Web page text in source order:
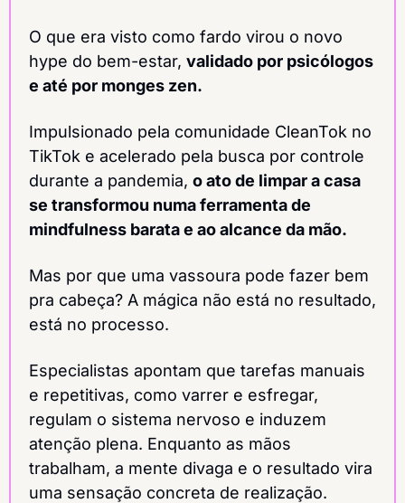
O que era visto como fardo virou o novo
hype do bem-estar, validado por psicólogos
e até por monges zen.
Impulsionado pela comunidade CleanTok no
TikTok e acelerado pela busca por controle
durante a pandemia, o ato de limpar a casa
se transformou numa ferramenta de
mindfulness barata e ao alcance da mão.
Mas por que uma vassoura pode fazer bem
pra cabeça? A mágica não está no resultado,
está no processo.
Especialistas apontam que tarefas manuais
e repetitivas, como varrer e esfregar,
regulam o sistema nervoso e induzem
atenção plena. Enquanto as mãos
trabalham, a mente divaga e o resultado vira
uma sensação concreta de realização.